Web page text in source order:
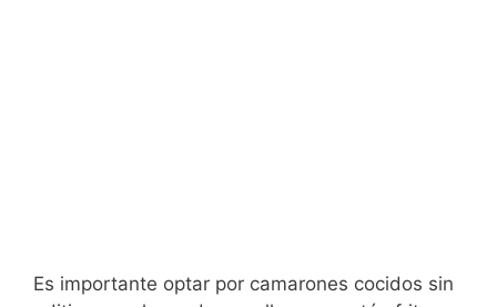
Es importante optar por camarones cocidos sin